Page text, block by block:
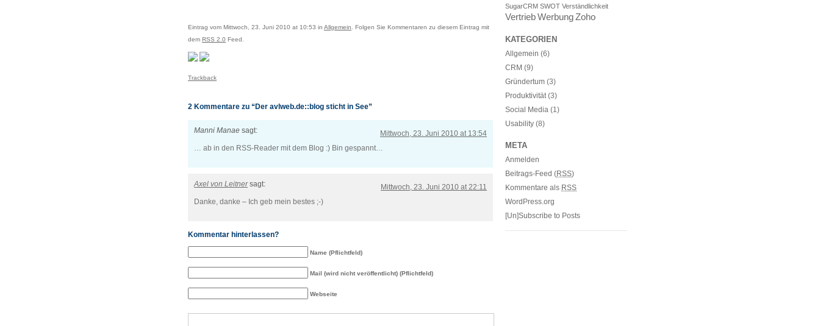
Eintrag vom Mittwoch, 23. Juni 2010 at 10:53 in Allgemein . Folgen Sie Kommentaren zu diesem Eintrag mit
dem RSS 2.0 Feed.
Trackback
2 Kommentare zu “Der avlweb.de::blog sticht in See”
Mittwoch, 23. Juni 2010 at 13:54
Manni Manae sagt:
… ab in den RSS-Reader mit dem Blog :) Bin gespannt…
Mittwoch, 23. Juni 2010 at 22:11
Axel von Leitner sagt:
Danke, danke – Ich geb mein bestes ;-)
Kommentar hinterlassen?
Name (Pflichtfeld)
Mail (wird nicht veröffentlicht) (Pflichtfeld)
Webseite
SugarCRM SWOT Verständlichkeit
VertriebWerbungZoho
KATEGORIEN
Allgemein (6)
CRM (9)
Gründertum (3)
Produktivität(3)
Social Media (1)
Usability (8)
META
Anmelden
Beitrags-Feed (RSS)
Kommentare als RSS
WordPress.org
[Un]Subscribe to Posts